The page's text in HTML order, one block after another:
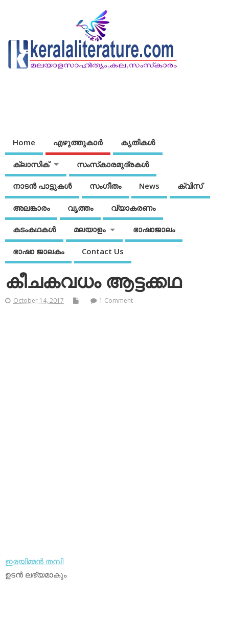
Home എഴുത്തുകാര്‍ കൃതികൾ
ക്ലാസിക് സംസ്‌കാരമുദ്രകള്‍
നാടന്‍ പാട്ടുകള്‍ സംഗീതം News ക്വിസ്
അലങ്കാരം വൃത്തം വ്യാകരണം
കടംകഥകള്‍ മലയാളം ഭാഷാജാലം
ഭാഷാ ജാലകം Contact Us
കീചകവധം ആട്ടക്കഥ
October 14, 2017 1 Comment
ഇരയിമ്മന്‍ തമ്പി
ഉടന്‍ ലഭ്യമാകും